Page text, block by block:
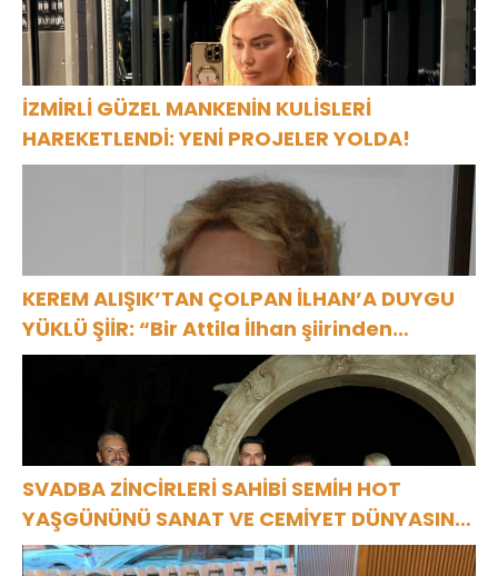
İZMİRLİ GÜZEL MANKENİN KULİSLERİ
HAREKETLENDİ: YENİ PROJELER YOLDA!
KEREM ALIŞIK’TAN ÇOLPAN İLHAN’A DUYGU
YÜKLÜ ŞİİR: “Bir Attila İlhan şiirinden
çıkmıştı sanki”
SVADBA ZİNCİRLERİ SAHİBİ SEMİH HOT
YAŞGÜNÜNÜ SANAT VE CEMİYET DÜNYASININ
ÜNLÜ İSİMLERİYLE KUTLADI!